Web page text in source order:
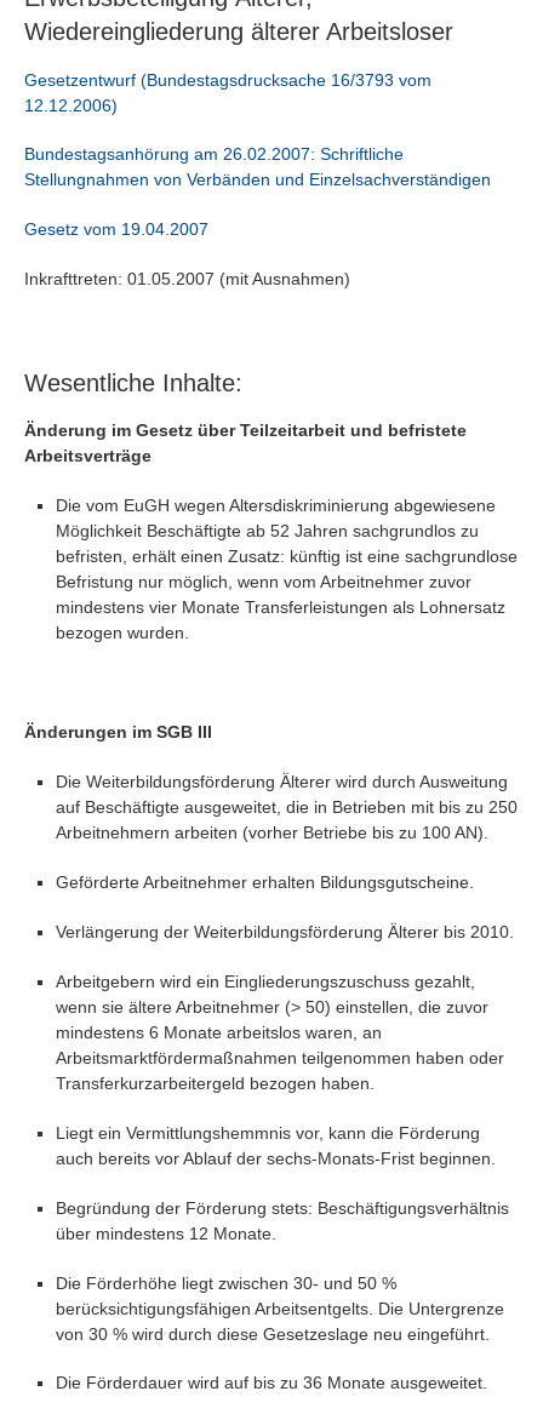
Wiedereingliederung älterer Arbeitsloser
Gesetzentwurf (Bundestagsdrucksache 16/3793 vom
12.12.2006)
Bundestagsanhörung am 26.02.2007: Schriftliche
Stellungnahmen von Verbänden und Einzelsachverständigen
Gesetz vom 19.04.2007
Inkrafttreten: 01.05.2007 (mit Ausnahmen)
Wesentliche Inhalte:
Änderung im Gesetz über Teilzeitarbeit und befristete
Arbeitsverträge
Die vom EuGH wegen Altersdiskriminierung abgewiesene
Möglichkeit Beschäftigte ab 52 Jahren sachgrundlos zu
befristen, erhält einen Zusatz: künftig ist eine sachgrundlose
Befristung nur möglich, wenn vom Arbeitnehmer zuvor
mindestens vier Monate Transferleistungen als Lohnersatz
bezogen wurden.
Änderungen im SGB III
Die Weiterbildungsförderung Älterer wird durch Ausweitung
auf Beschäftigte ausgeweitet, die in Betrieben mit bis zu 250
Arbeitnehmern arbeiten (vorher Betriebe bis zu 100 AN).
Geförderte Arbeitnehmer erhalten Bildungsgutscheine.
Verlängerung der Weiterbildungsförderung Älterer bis 2010.
Arbeitgebern wird ein Eingliederungszuschuss gezahlt,
wenn sie ältere Arbeitnehmer (> 50) einstellen, die zuvor
mindestens 6 Monate arbeitslos waren, an
Arbeitsmarktfördermaßnahmen teilgenommen haben oder
Transferkurzarbeitergeld bezogen haben.
Liegt ein Vermittlungshemmnis vor, kann die Förderung
auch bereits vor Ablauf der sechs-Monats-Frist beginnen.
Begründung der Förderung stets: Beschäftigungsverhältnis
über mindestens 12 Monate.
Die Förderhöhe liegt zwischen 30- und 50 %
berücksichtigungsfähigen Arbeitsentgelts. Die Untergrenze
von 30 % wird durch diese Gesetzeslage neu eingeführt.
Die Förderdauer wird auf bis zu 36 Monate ausgeweitet.